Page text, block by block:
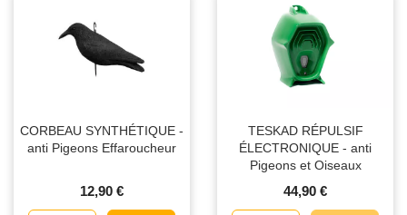
CORBEAU SYNTHÉTIQUE -
anti Pigeons Effaroucheur
12,90 €
TESKAD RÉPULSIF
ÉLECTRONIQUE - anti
Pigeons et Oiseaux
44,90 €